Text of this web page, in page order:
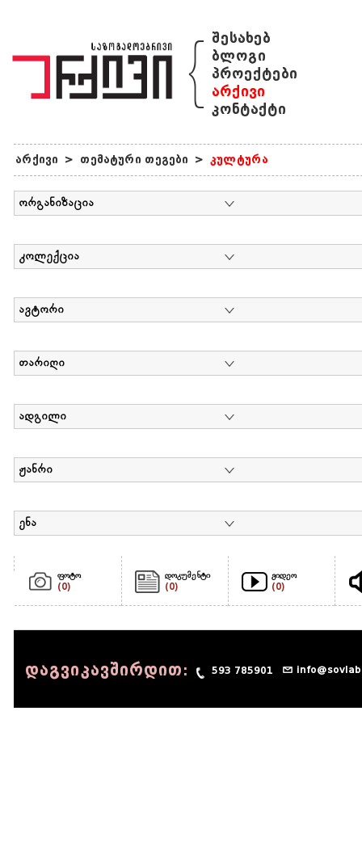
{ შესახებ
ბლოგი
პროექტები
არქივი
კონტაქტი
არქივი > თემატური თეგები > კულტურა
ორგანიზაცია
კოლექცია
ავტორი
თარიღი
ადგილი
ჟანრი
ენა
ფოტო
(0)
დოკუმენტი
(0)
ვიდეო
(0)
დაგვიკავშირდით: 593 785901